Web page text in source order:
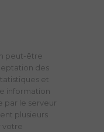
peut-être
des
et
information
par le serveur
plusieurs
votre